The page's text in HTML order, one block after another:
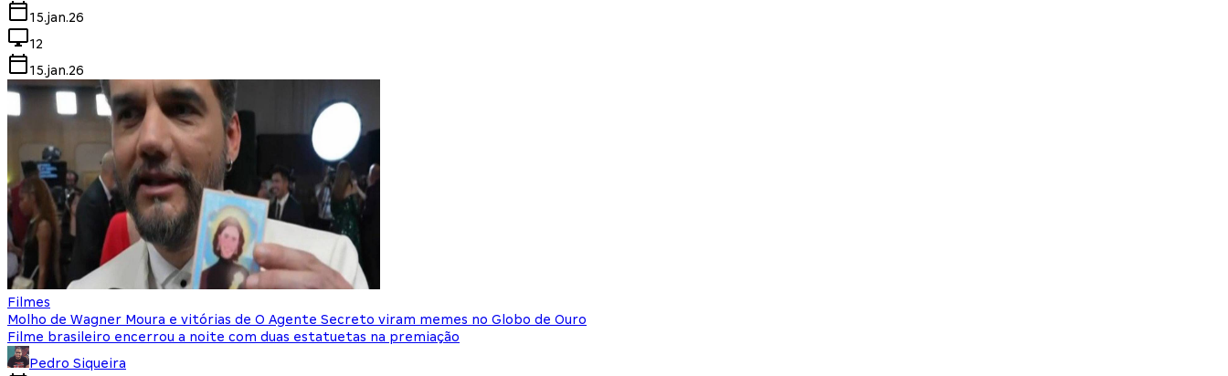
15.jan.26
12
15.jan.26
Filmes
Molho de Wagner Moura e vitórias de O Agente Secreto viram memes no Globo de Ouro
Filme brasileiro encerrou a noite com duas estatuetas na premiação
Pedro Siqueira